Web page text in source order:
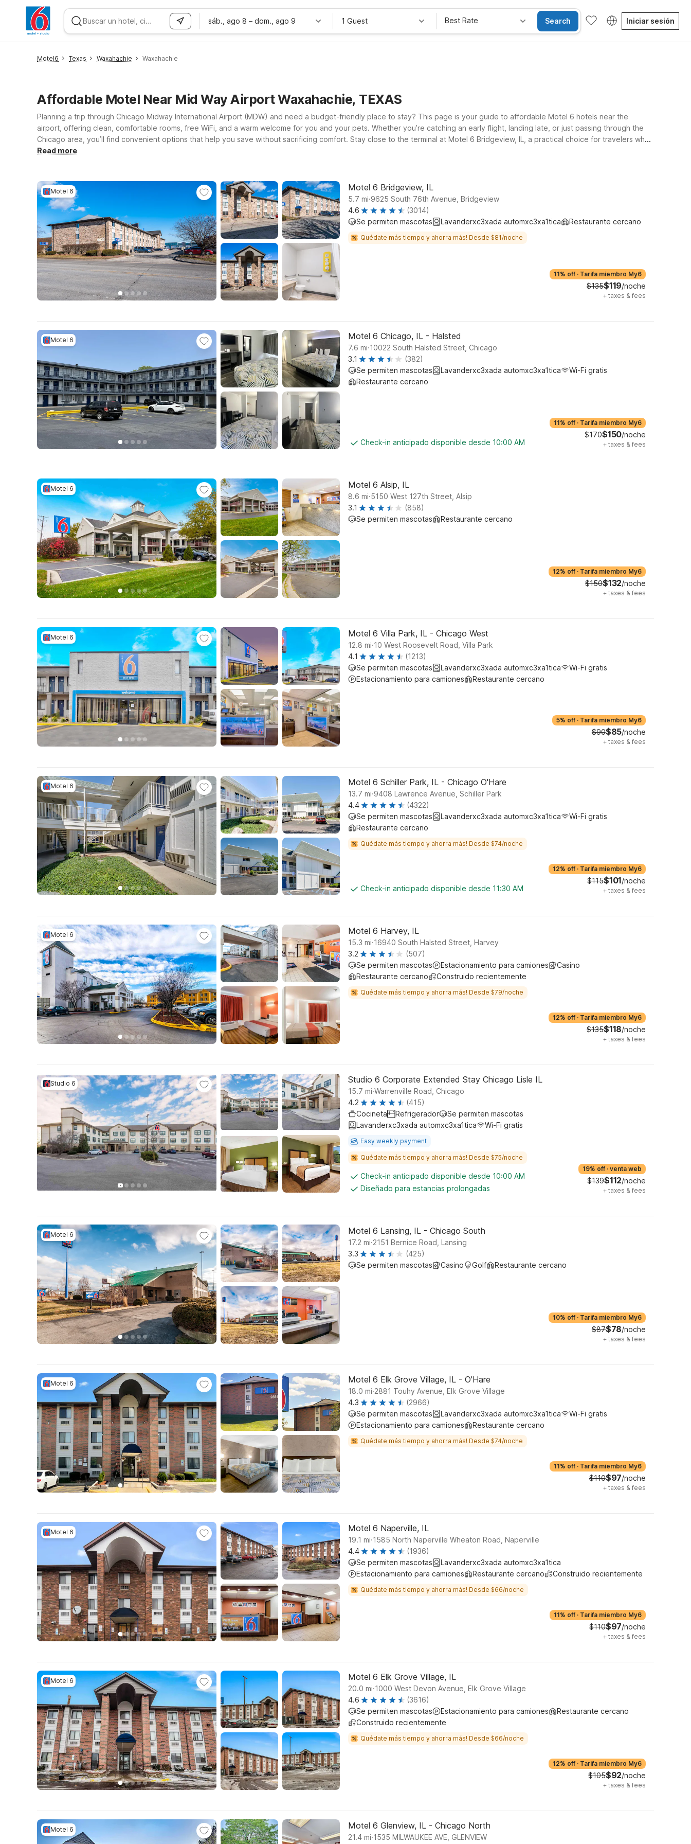
sáb., ago 8 – dom., ago 9 1 Guest Best Rate Search Iniciar sesión
Motel6 Texas Waxahachie Waxahachie
Affordable Motel Near Mid Way Airport Waxahachie, TEXAS
Planning a trip through Chicago Midway International Airport (MDW) and need a budget-friendly place to stay? This page is your guide to affordable Motel 6 hotels near the
airport, offering clean, comfortable rooms, free WiFi, and a warm welcome for you and your pets. Whether you’re catching an early flight, landing late, or just passing through the
Chicago area, you’ll find convenient options that help you save without sacrificing comfort. Stay close to the terminal at Motel 6 Bridgeview, IL, a practical choice for travelers who
want easy access to MDW and nearby highways. If your plans take you a bit farther west, Motel 6 Villa Park, IL – Chicago West puts you within reach of both the airport and the
Read more
Motel 6 Motel 6 Bridgeview, IL
5.7 mi.9625 South 76th Avenue, Bridgeview
4.6
(3014)
Se permiten mascotas
Lavanderxc3xada automxc3xa1tica Restaurante cercano
Quédate más tiempo y ahorra más! Desde $81/noche
11% off · Tarifa miembro My6
$135$119/noche
+ taxes & fees
Motel 6 Motel 6 Chicago, IL - Halsted
7.6 mi.10022 South Halsted Street, Chicago
3.1
(382)
Se permiten mascotas
Lavanderxc3xada automxc3xa1tica
Wi-Fi gratis
Restaurante cercano
Check-in anticipado disponible desde 10:00 AM
11% off · Tarifa miembro My6
$170$150/noche
+ taxes & fees
Motel 6 Motel 6 Alsip, IL
8.6 mi.5150 West 127th Street, Alsip
3.1
(858)
Se permiten mascotas
Restaurante cercano
12% off · Tarifa miembro My6
$150$132/noche
+ taxes & fees
Motel 6 Motel 6 Villa Park, IL - Chicago West
12.8 mi.10 West Roosevelt Road, Villa Park
4.1
(1213)
Se permiten mascotas
Lavanderxc3xada automxc3xa1tica
Wi-Fi gratis
Estacionamiento para camiones
Restaurante cercano
5% off · Tarifa miembro My6
$90$85/noche
+ taxes & fees
Motel 6 Motel 6 Schiller Park, IL - Chicago O'Hare
13.7 mi.9408 Lawrence Avenue, Schiller Park
4.4
(4322)
Se permiten mascotas
Lavanderxc3xada automxc3xa1tica
Wi-Fi gratis
Restaurante cercano
Quédate más tiempo y ahorra más! Desde $74/noche
Check-in anticipado disponible desde 11:30 AM
12% off · Tarifa miembro My6
$115$101/noche
+ taxes & fees
Motel 6 Motel 6 Harvey, IL
15.3 mi.16940 South Halsted Street, Harvey
3.2
(507)
Se permiten mascotas
Estacionamiento para camiones
Casino
Restaurante cercano
Construido recientemente
Quédate más tiempo y ahorra más! Desde $79/noche
12% off · Tarifa miembro My6
$135$118/noche
+ taxes & fees
Studio 6 Studio 6 Corporate Extended Stay Chicago Lisle IL
15.7 mi.Warrenville Road, Chicago
4.2
(415)
Cocineta
Refrigerador
Se permiten mascotas
Lavanderxc3xada automxc3xa1tica
Wi-Fi gratis
Easy weekly payment
Quédate más tiempo y ahorra más! Desde $75/noche
Check-in anticipado disponible desde 10:00 AM
Diseñado para estancias prolongadas
19% off · venta web
$139$112/noche
+ taxes & fees
Motel 6 Motel 6 Lansing, IL - Chicago South
17.2 mi.2151 Bernice Road, Lansing
3.3
(425)
Se permiten mascotas
Casino Golf Restaurante cercano
10% off · Tarifa miembro My6
$87$78/noche
+ taxes & fees
Motel 6 Motel 6 Elk Grove Village, IL - O'Hare
18.0 mi.2881 Touhy Avenue, Elk Grove Village
4.3
(2966)
Se permiten mascotas
Lavanderxc3xada automxc3xa1tica
Wi-Fi gratis
Estacionamiento para camiones
Restaurante cercano
Quédate más tiempo y ahorra más! Desde $74/noche
11% off · Tarifa miembro My6
$110$97/noche
+ taxes & fees
Motel 6 Motel 6 Naperville, IL
19.1 mi.1585 North Naperville Wheaton Road, Naperville
4.4
(1936)
Se permiten mascotas
Lavanderxc3xada automxc3xa1tica
Estacionamiento para camiones
Restaurante cercano Construido recientemente
Quédate más tiempo y ahorra más! Desde $66/noche
11% off · Tarifa miembro My6
$110$97/noche
+ taxes & fees
Motel 6 Motel 6 Elk Grove Village, IL
20.0 mi.1000 West Devon Avenue, Elk Grove Village
4.6
(3616)
Se permiten mascotas
Estacionamiento para camiones
Restaurante cercano
Construido recientemente
Quédate más tiempo y ahorra más! Desde $66/noche
12% off · Tarifa miembro My6
$105$92/noche
+ taxes & fees
Motel 6 Motel 6 Glenview, IL - Chicago North
21.4 mi.1535 MILWAUKEE AVE, GLENVIEW